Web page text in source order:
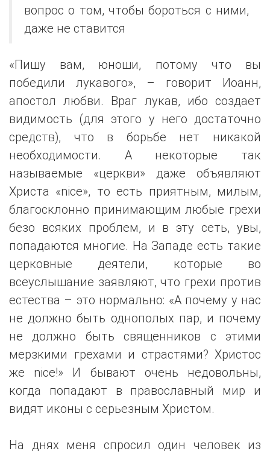
вопрос о том, чтобы бороться с ними,
даже не ставится
«Пишу вам, юноши, потому что вы
победили лукавого», – говорит Иоанн,
апостол любви. Враг лукав, ибо создает
видимость (для этого у него достаточно
средств), что в борьбе нет никакой
необходимости. А некоторые так
называемые «церкви» даже объявляют
Христа «nice», то есть приятным, милым,
благосклонно принимающим любые грехи
безо всяких проблем, и в эту сеть, увы,
попадаются многие. На Западе есть такие
церковные деятели, которые во
всеуслышание заявляют, что грехи против
естества – это нормально: «А почему у нас
не должно быть однополых пар, и почему
не должно быть священников с этими
мерзкими грехами и страстями? Христос
же nice!» И бывают очень недовольны,
когда попадают в православный мир и
видят иконы с серьезным Христом.
На днях меня спросил один человек из